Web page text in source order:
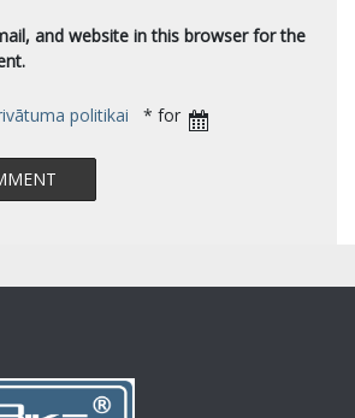
and website in this browser for the
politikai * for